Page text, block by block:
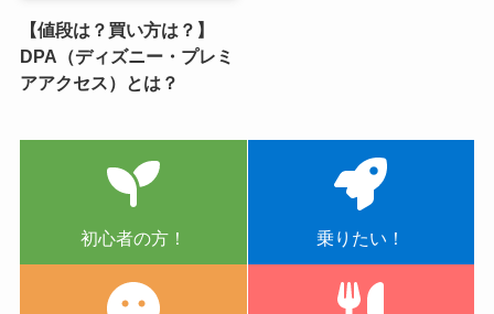
【値段は？買い方は？】
DPA（ディズニー・プレミ
アアクセス）とは？
初心者の方！ 乗りたい！